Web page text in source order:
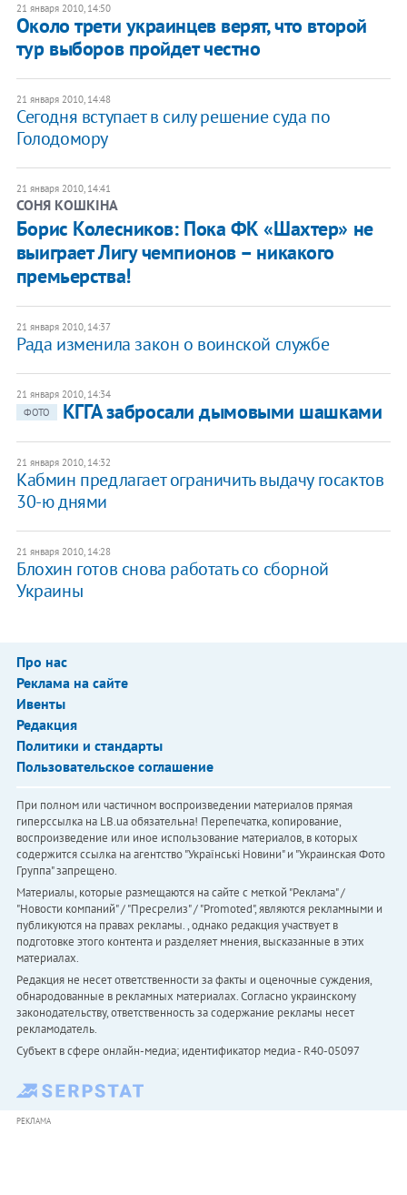
21 января 2010, 14:50
Около трети украинцев верят, что второй
тур выборов пройдет честно
21 января 2010, 14:48
Сегодня вступает в силу решение суда по
Голодомору
21 января 2010, 14:41
СОНЯ КОШКІНА
Борис Колесников: Пока ФК «Шахтер» не
выиграет Лигу чемпионов – никакого
премьерства!
21 января 2010, 14:37
Рада изменила закон о воинской службе
21 января 2010, 14:34
ФОТО
КГГА забросали дымовыми шашками
21 января 2010, 14:32
Кабмин предлагает ограничить выдачу госактов
30-ю днями
21 января 2010, 14:28
Блохин готов снова работать со сборной
Украины
Про нас
Реклама на сайте
Ивенты
Редакция
Политики и стандарты
Пользовательское соглашение
При полном или частичном воспроизведении материалов прямая
гиперссылка на LB.ua обязательна! Перепечатка, копирование,
воспроизведение или иное использование материалов, в которых
содержится ссылка на агентство "Українськi Новини" и "Украинская Фото
Группа" запрещено.
Материалы, которые размещаются на сайте с меткой "Реклама" /
"Новости компаний" / "Пресрелиз" / "Promoted", являются рекламными и
публикуются на правах рекламы. , однако редакция участвует в
подготовке этого контента и разделяет мнения, высказанные в этих
материалах.
Редакция не несет ответственности за факты и оценочные суждения,
обнародованные в рекламных материалах. Согласно украинскому
законодательству, ответственность за содержание рекламы несет
рекламодатель.
Субъект в сфере онлайн-медиа; идентификатор медиа - R40-05097
РЕКЛАМА